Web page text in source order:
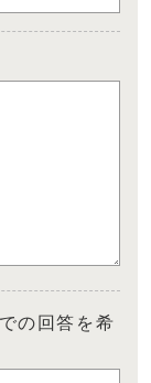
の回答を希